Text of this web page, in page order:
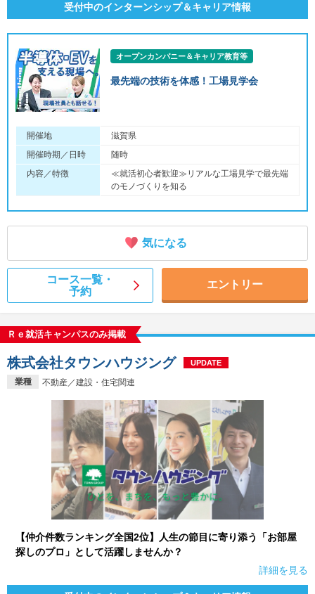
受付中のインターンシップ＆キャリア情報
オープンカンパニー＆キャリア教育等
最先端の技術を体感！工場見学会
開催地
滋賀県
開催時期／日時
随時
内容／特徴
≪就活初心者歓迎≫リアルな工場見学で最先端
のモノづくりを知る
気になる
コース一覧・
予約
エントリー
Ｒｅ就活キャンパスのみ掲載
業種 不動産／建設・住宅関連
株式会社タウンハウジング UPDATE
【仲介件数ランキング全国2位】人生の節目に寄り添う「お部屋
探しのプロ」として活躍しませんか？
詳細を見る